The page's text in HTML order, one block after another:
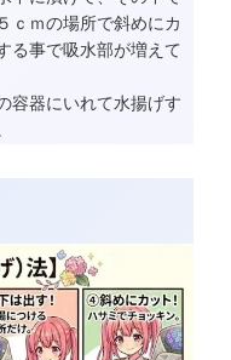
ｃｍの場所で斜めにカ
る事で吸水部が増えて
容器にいれて水揚げす